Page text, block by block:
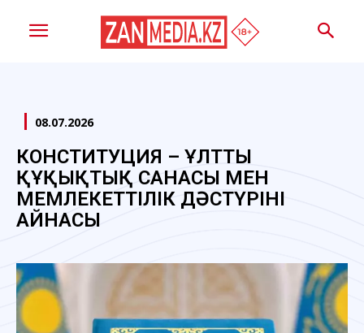
08.07.2026
КОНСТИТУЦИЯ – ҰЛТТЫҢ
ҚҰҚЫҚТЫҚ САНАСЫ МЕН
МЕМЛЕКЕТТІЛІК ДӘСТҮРІНІҢ
АЙНАСЫ